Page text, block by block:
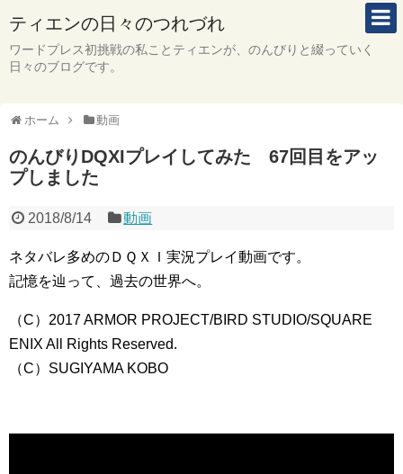
ティエンの日々のつれづれ
ワードプレス初挑戦の私ことティエンが、のんびりと綴っていく
日々のブログです。
ホーム 動画
のんびりDQXIプレイしてみた 67回目をアッ
プしました
2018/8/14 動画
ネタバレ多めのＤＱＸＩ実況プレイ動画です。
記憶を辿って、過去の世界へ。
（C）2017 ARMOR PROJECT/BIRD STUDIO/SQUARE
ENIX All Rights Reserved.
（C）SUGIYAMA KOBO